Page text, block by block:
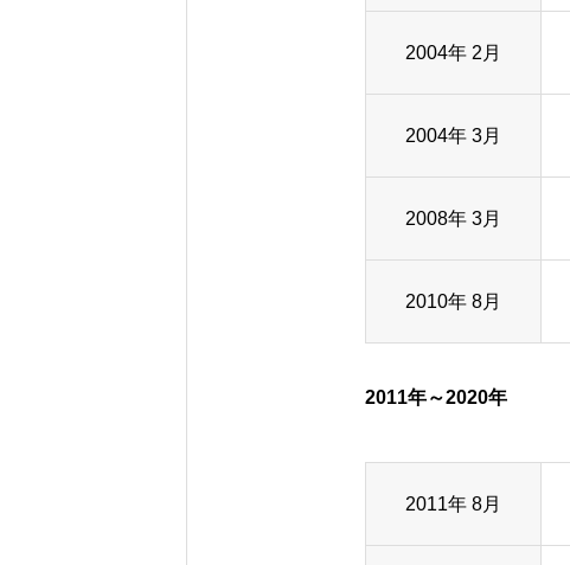
2004年 2月
2004年 3月
2008年 3月
2010年 8月
2011年～2020年
2011年 8月